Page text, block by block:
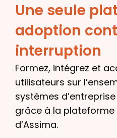
Une seule
adoption
interruption
Formez, intégrez et
utilisateurs sur
systèmes
grâce à la plateforme
d’Assima.